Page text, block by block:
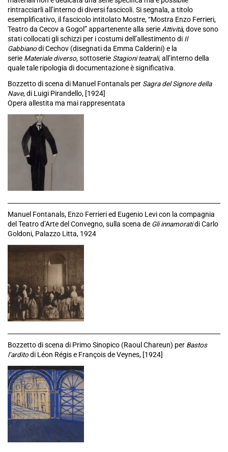
rintracciarli all’interno di diversi fascicoli. Si segnala, a titolo
esemplificativo, il fascicolo intitolato Mostre, “Mostra Enzo Ferrieri,
Teatro da Cecov a Gogol” appartenente alla serie Attività, dove sono
stati collocati gli schizzi per i costumi dell’allestimento di Il
Gabbianodi Cechov (disegnati da Emma Calderini) e la
serie Materiale diverso, sottoserie Stagioni teatrali, all’interno della
quale tale ripologia di documentazione è significativa.
Bozzetto di scena di Manuel Fontanals per Sagra del Signore della
Nave, di Luigi Pirandello, [1924]
Opera allestita ma mai rappresentata
Manuel Fontanals, Enzo Ferrieri ed Eugenio Levi con la compagnia
del Teatro d’Arte del Convegno, sulla scena de Gli innamoratidi Carlo
Goldoni, Palazzo Litta, 1924
Bozzetto di scena di Primo Sinopico (Raoul Chareun) per Bastos
l’arditodi Léon Régis e François de Veynes, [1924]